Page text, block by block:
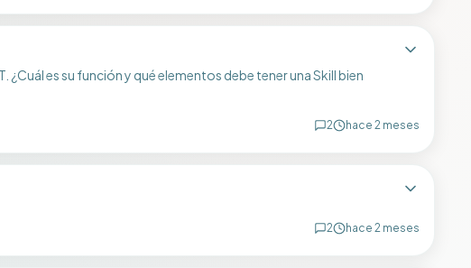
es su función y qué elementos debe tener una Skill bien
2 hace 2 meses
2 hace 2 meses